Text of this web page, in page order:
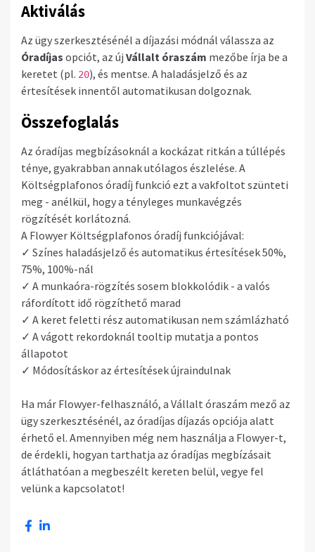
Aktiválás
Az ügy szerkesztésénél a díjazási módnál válassza az
Óradíjas opciót, az új Vállalt óraszám mezőbe írja be a
keretet (pl. 20), és mentse. A haladásjelző és az
értesítések innentől automatikusan dolgoznak.
Összefoglalás
Az óradíjas megbízásoknál a kockázat ritkán a túllépés
ténye, gyakrabban annak utólagos észlelése. A
Költségplafonos óradíj funkció ezt a vakfoltot szünteti
meg - anélkül, hogy a tényleges munkavégzés
rögzítését korlátozná.
A Flowyer Költségplafonos óradíj funkciójával:
✓ Színes haladásjelző és automatikus értesítések 50%,
75%, 100%-nál
✓ A munkaóra-rögzítés sosem blokkolódik - a valós
ráfordított idő rögzíthető marad
✓ A keret feletti rész automatikusan nem számlázható
✓ A vágott rekordoknál tooltip mutatja a pontos
állapotot
✓ Módosításkor az értesítések újraindulnak
Ha már Flowyer-felhasználó, a Vállalt óraszám mező az
ügy szerkesztésénél, az óradíjas díjazás opciója alatt
érhető el. Amennyiben még nem használja a Flowyer-t,
de érdekli, hogyan tarthatja az óradíjas megbízásait
átláthatóan a megbeszélt kereten belül, vegye fel
velünk a kapcsolatot!